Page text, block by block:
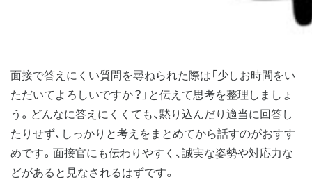
面接で答えにくい質問を尋ねられた際は「少しお時間をい
ただいてよろしいですか？」と伝えて思考を整理しましょ
う。どんなに答えにくくても、黙り込んだり適当に回答し
たりせず、しっかりと考えをまとめてから話すのがおすす
めです。面接官にも伝わりやすく、誠実な姿勢や対応力な
どがあると見なされるはずです。